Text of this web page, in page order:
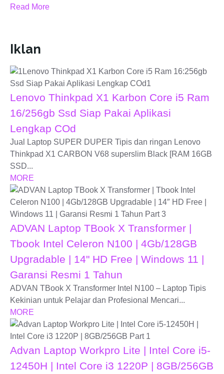
Read More
Iklan
Lenovo Thinkpad X1 Karbon Core i5 Ram
16/256gb Ssd Siap Pakai Aplikasi
Lengkap COd
Jual Laptop SUPER DUPER Tipis dan ringan Lenovo
Thinkpad X1 CARBON V68 superslim Black [RAM 16GB
SSD...
MORE
ADVAN Laptop TBook X Transformer |
Tbook Intel Celeron N100 | 4Gb/128GB
Upgradable | 14" HD Free | Windows 11 |
Garansi Resmi 1 Tahun
ADVAN TBook X Transformer Intel N100 – Laptop Tipis
Kekinian untuk Pelajar dan Profesional Mencari...
MORE
Advan Laptop Workpro Lite | Intel Core i5-
12450H | Intel Core i3 1220P | 8GB/256GB